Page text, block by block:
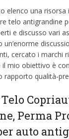
elenco una risorsa
telo antigrandine
e discusso vari
un’enorme
cercato i marchi
il mio obiettivo è
rapporto qualità-
Telo
Perma
auto